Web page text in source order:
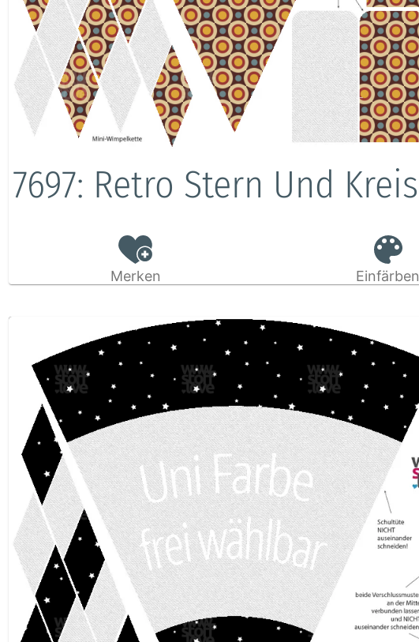
7697: Retro Stern Und Kreis
Merken Einfärben